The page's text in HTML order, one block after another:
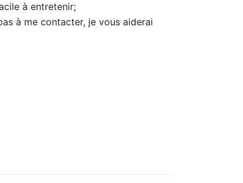
à entretenir;
à me contacter, je vous aiderai